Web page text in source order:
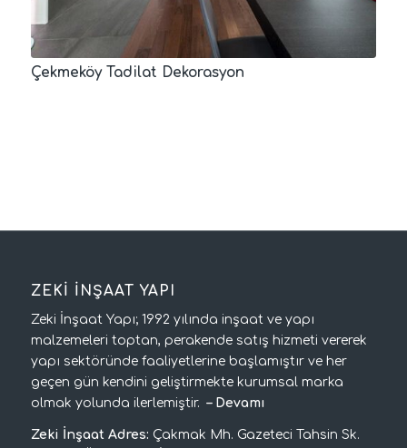
Çekmeköy Tadilat Dekorasyon
ZEKİ İNŞAAT YAPI
Zeki İnşaat Yapı; 1992 yılında inşaat ve yapı
malzemeleri toptan, perakende satış hizmeti vererek
yapı sektöründe faaliyetlerine başlamıştır ve her
geçen gün kendini geliştirmekte kurumsal marka
olmak yolunda ilerlemiştir.– Devamı
Zeki İnşaat Adres: Çakmak Mh. Gazeteci Tahsin Sk.